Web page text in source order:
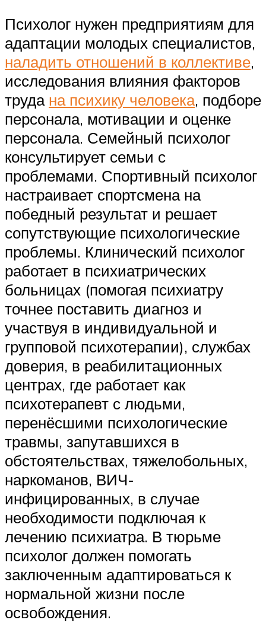
Психолог нужен предприятиям для
адаптации молодых специалистов,
наладить отношений в коллективе,
исследования влияния факторов
труда на психику человека, подборе
персонала, мотивации и оценке
персонала. Семейный психолог
консультирует семьи с
проблемами. Спортивный психолог
настраивает спортсмена на
победный результат и решает
сопутствующие психологические
проблемы. Клинический психолог
работает в психиатрических
больницах (помогая психиатру
точнее поставить диагноз и
участвуя в индивидуальной и
групповой психотерапии), службах
доверия, в реабилитационных
центрах, где работает как
психотерапевт с людьми,
перенёсшими психологические
травмы, запутавшихся в
обстоятельствах, тяжелобольных,
наркоманов, ВИЧ-
инфицированных, в случае
необходимости подключая к
лечению психиатра. В тюрьме
психолог должен помогать
заключенным адаптироваться к
нормальной жизни после
освобождения.